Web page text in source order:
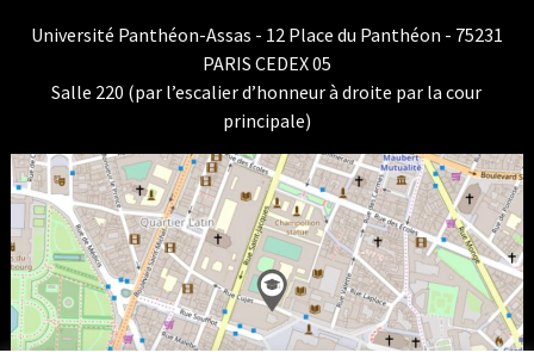
Université Panthéon-Assas - 12 Place du Panthéon - 75231
PARIS CEDEX 05
Salle 220 (par l’escalier d’honneur à droite par la cour
principale)